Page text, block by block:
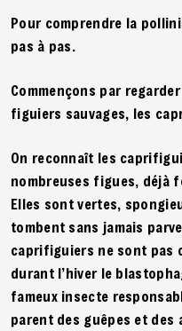
Pour comprendre la
pas à pas.
Commençons par
figuiers sauvages, les
On reconnaît les
nombreuses figues, déjà
Elles sont vertes,
tombent sans jamais
caprifiguiers ne sont pas
durant l’hiver le
fameux insecte
parent des guêpes et des